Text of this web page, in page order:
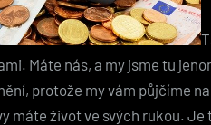
Máte nás, a my jsme tu
protože my vám půjčíme
máte život ve svých rukou.